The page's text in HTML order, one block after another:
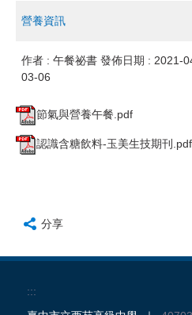
營養資訊
作者 : 午餐祕書 發佈日期 : 2021-
03-06
節氣與營養午餐.pdf
認識含糖飲料-玉美生技期刊.pdf
分享
:::